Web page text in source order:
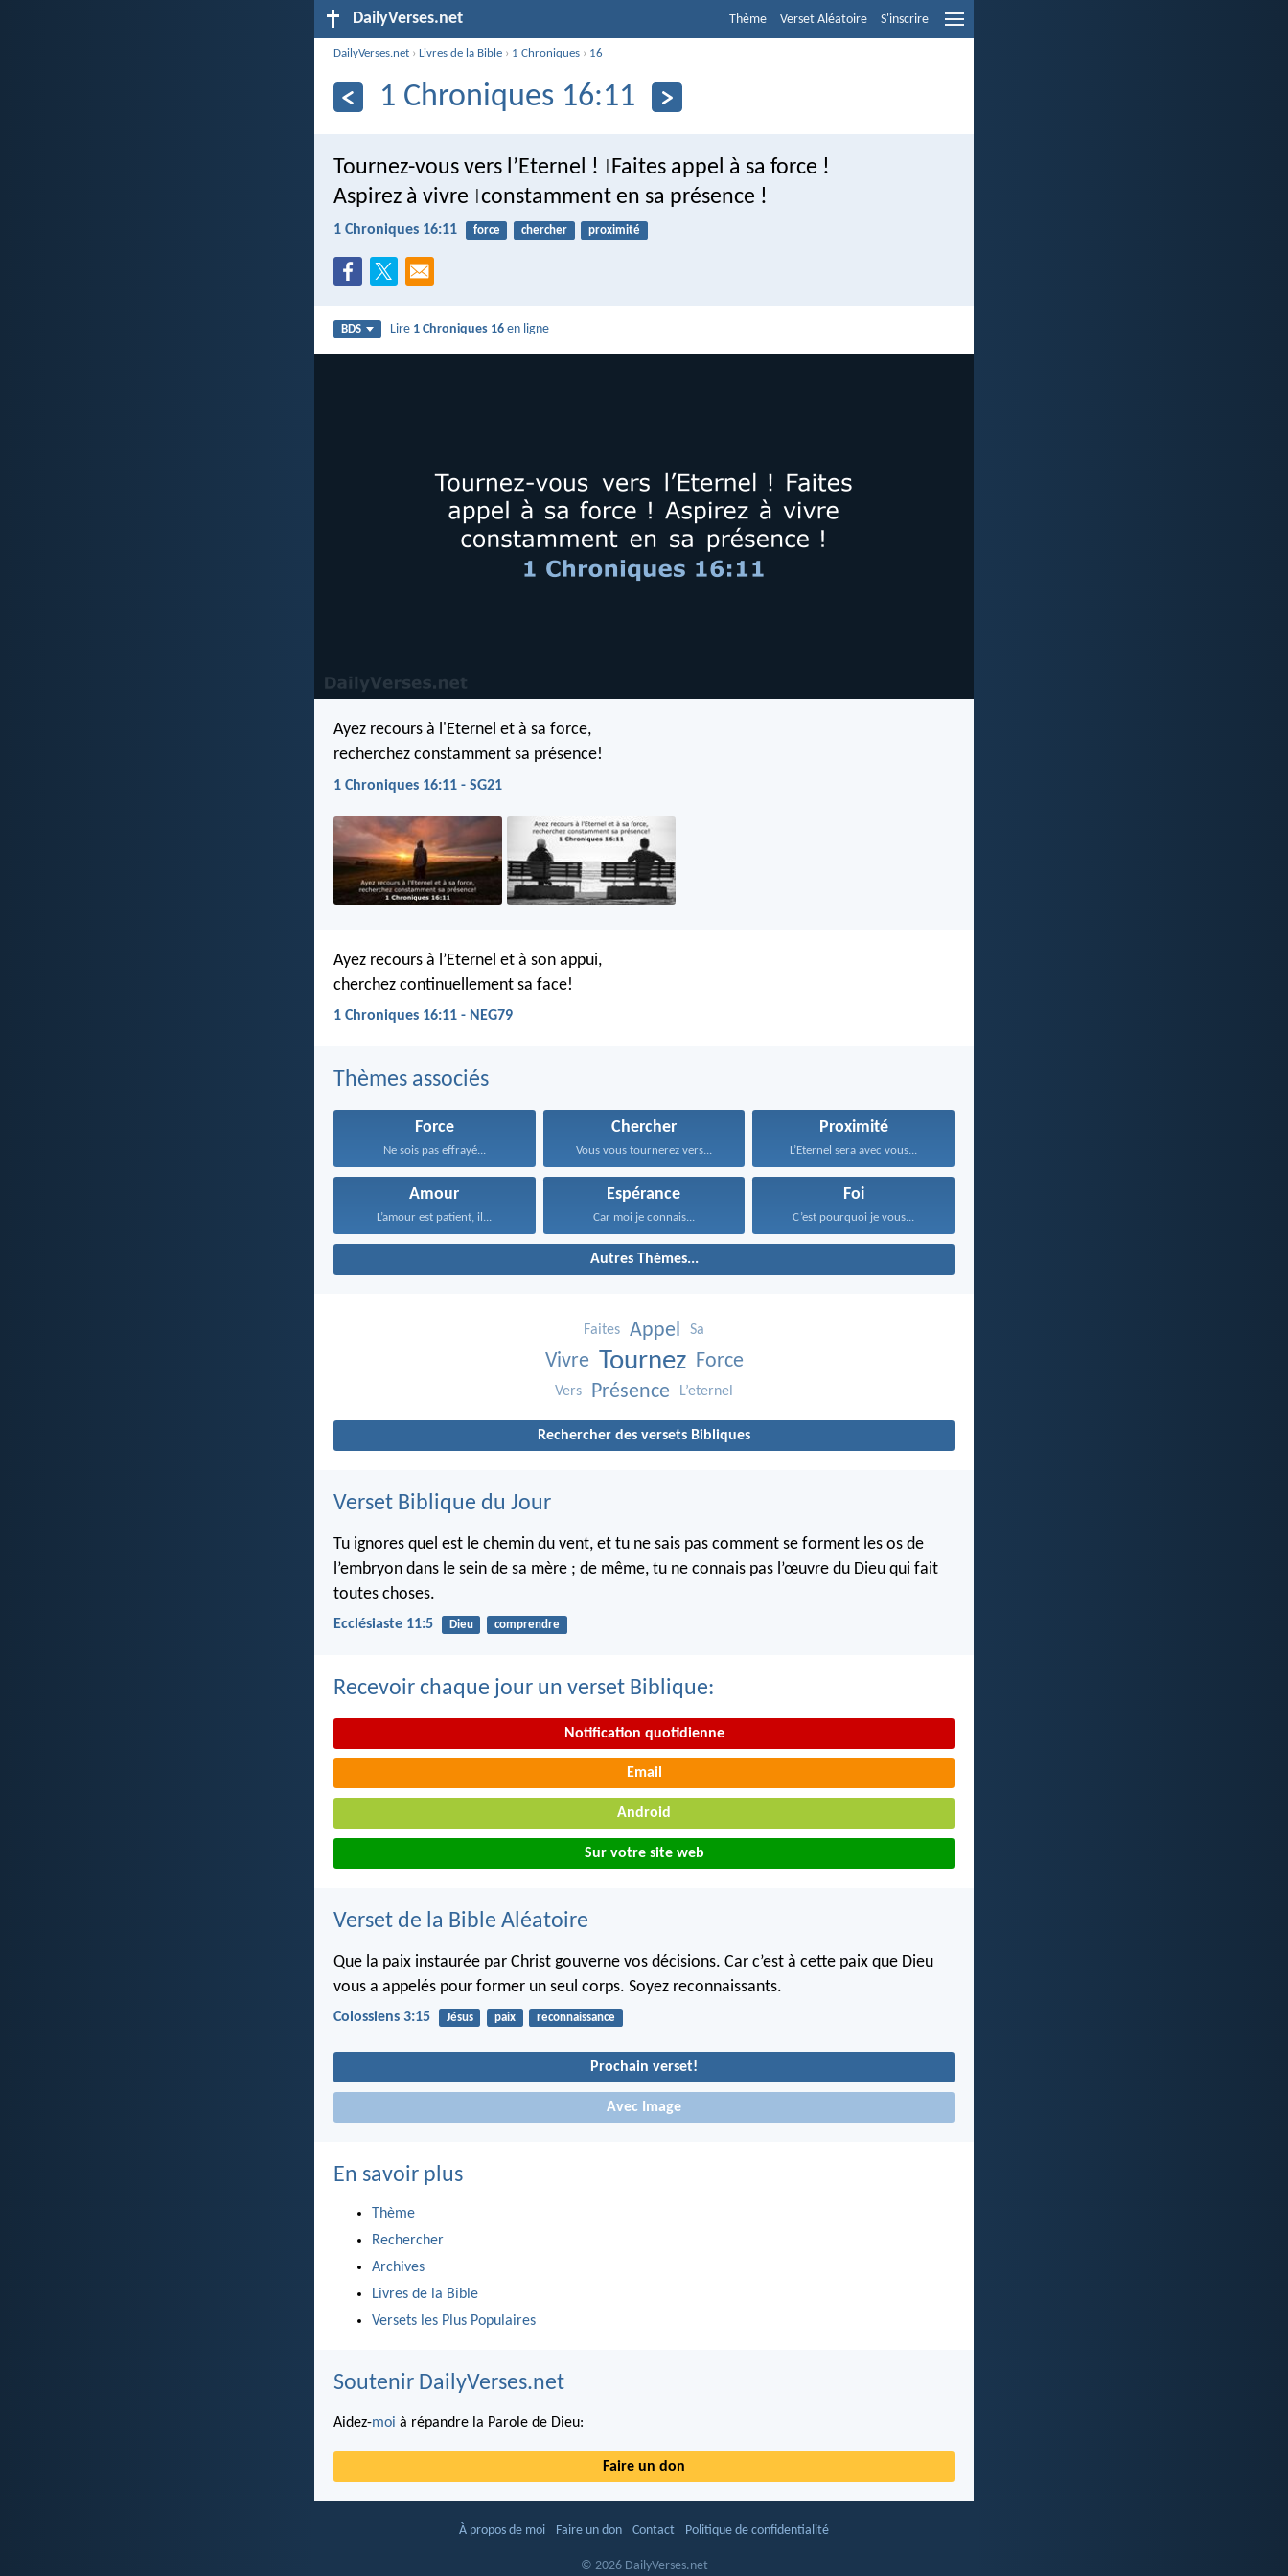
DailyVerses.net Thème Verset Aléatoire S'inscrire
DailyVerses.net ›Livres de la Bible › 1 Chroniques › 16
1 Chroniques 16:11
Tournez-vous vers l’Eternel !
Faites appel à sa force !
Aspirez à vivre constamment en sa présence !
1 Chroniques 16:11 force chercher proximité
BDS Lire 1 Chroniques 16 en ligne
Ayez recours à l'Eternel et à sa force,
recherchez constamment sa présence!
1 Chroniques 16:11 - SG21
Ayez recours à l’Eternel et à son appui,
cherchez continuellement sa face!
1 Chroniques 16:11 - NEG79
Thèmes associés
Force
Ne sois pas effrayé...
Chercher
Vous vous tournerez vers...
Proximité
L’Eternel sera avec vous...
Amour
L’amour est patient, il...
Espérance
Car moi je connais...
Foi
C’est pourquoi je vous...
Autres Thèmes...
Faites Appel Sa
Vivre Tournez Force
Vers Présence L’eternel
Rechercher des versets Bibliques
Verset Biblique du Jour
Tu ignores quel est le chemin du vent, et tu ne sais pas comment se forment les os de
l’embryon dans le sein de sa mère ; de même, tu ne connais pas l’œuvre du Dieu qui fait
toutes choses.
Ecclésiaste 11:5 Dieu comprendre
Recevoir chaque jour un verset Biblique:
Notification quotidienne
Email
Android
Sur votre site web
Verset de la Bible Aléatoire
Que la paix instaurée par Christ gouverne vos décisions. Car c’est à cette paix que Dieu
vous a appelés pour former un seul corps. Soyez reconnaissants.
Colossiens 3:15 Jésus paix reconnaissance
Prochain verset!
Avec Image
En savoir plus
Thème
Rechercher
Archives
Livres de la Bible
Versets les Plus Populaires
Soutenir DailyVerses.net
Aidez-moi à répandre la Parole de Dieu:
Faire un don
À propos de moi Faire un don Contact Politique de confidentialité
© 2026 DailyVerses.net